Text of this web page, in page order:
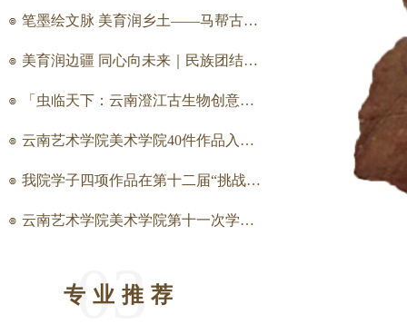
笔墨绘文脉 美育润乡土——马帮古道与梯田耕耘师生共绘实践活动
美育润边疆 同心向未来｜民族团结讲座走进田蓬
「虫临天下：云南澄江古生物创意与创构」2026届美术学史论班毕业创作展纪要
云南艺术学院美术学院40件作品入围第三届全国大学生美术作品展览复评
我院学子四项作品在第十二届“挑战杯”云南省大学生创业计划竞赛中荣获佳绩
云南艺术学院美术学院第十一次学生代表大会顺利召开
03
专业推荐